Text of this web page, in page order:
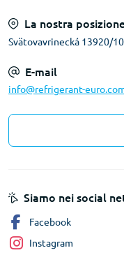
La nostra
Svätovavrinecká 13920/
E-mail
info@refrigerant-
Siamo nei social
Facebook
Instagram